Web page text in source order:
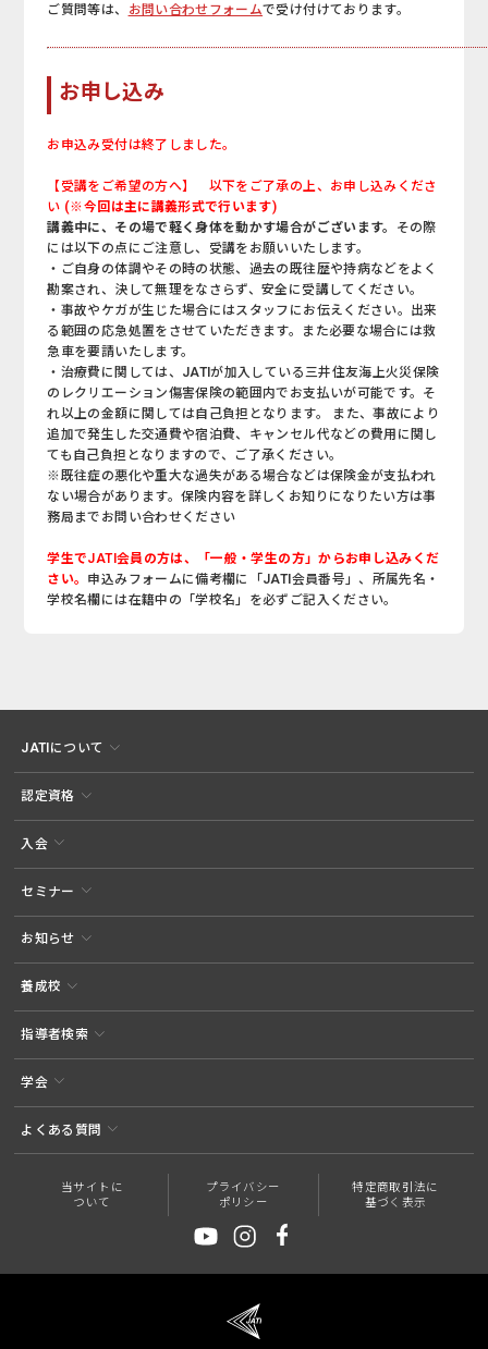
ご質問等は、 お問い合わせフォームで受け付けております。
お申し込み
お申込み受付は終了しました。
【受講をご希望の方へ】
以下をご了承の上、お申し込みくださ
い (※今回は主に講義形式で行います)
講義中に、その場で軽く身体を動かす場合がございます。 その際
には以下の点にご注意し、受講をお願いいたします。
・ご自身の体調やその時の状態、過去の既往歴や持病などをよく
勘案され、決して無理をなさらず、安全に受講してください。
・事故やケガが生じた場合にはスタッフにお伝えください。出来
る範囲の応急処置をさせていただきます。また必要な場合には救
急車を要請いたします。
・治療費に関しては、JATIが加入している三井住友海上火災保険
のレクリエーション傷害保険の範囲内でお支払いが可能です。そ
れ以上の金額に関しては自己負担となります。 また、事故により
追加で発生した交通費や宿泊費、キャンセル代などの費用に関し
ても自己負担となりますので、ご了承ください。
※既往症の悪化や重大な過失がある場合などは保険金が支払われ
ない場合があります。保険内容を詳しくお知りになりたい方は事
務局までお問い合わせください
学生でJATI会員の方は、「一般・学生の方」からお申し込みくだ
さい。 申込みフォームに備考欄に「JATI会員番号」、所属先名・
学校名欄には在籍中の「学校名」を必ずご記入ください。
JATIについて
認定資格
入会
セミナー
お知らせ
養成校
指導者検索
学会
よくある質問
当サイトに
ついて
プライバシー
ポリシー
特定商取引法に
基づく表示